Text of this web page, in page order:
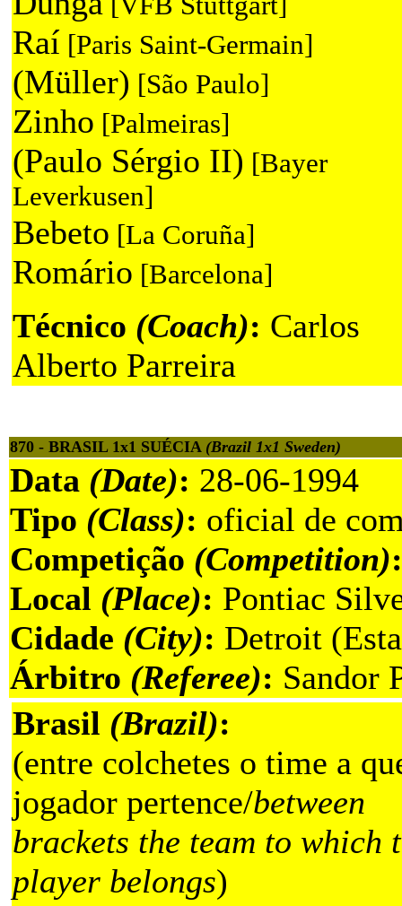
Raí [Paris Saint-Germain]
(Müller) [São Paulo]
Zinho [Palmeiras]
(Paulo Sérgio II) [Bayer
Leverkusen]
Bebeto [La Coruña]
Romário [Barcelona]
Técnico (Coach): Carlos
Alberto Parreira
870 - BRASIL 1x1 SUÉCIA (Brazil 1x1 Sweden)
Data (Date): 28-06-1994
Tipo (Class): oficial de
Competição (Competition)
Local (Place): Pontiac
Cidade (City): Detroit
Árbitro (Referee): Sandor
Brasil (Brazil):
(entre colchetes o time a
jogador pertence/between
brackets the team to which
player belongs)